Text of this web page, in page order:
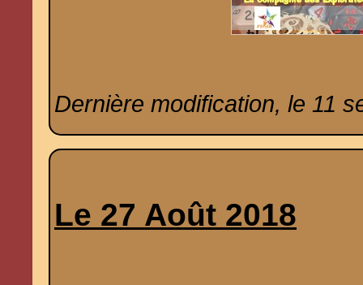
Dernière modification, le 11
Le 27 Août 2018